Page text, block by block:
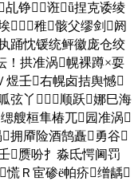
乩铮诳ǖ捏克诿绫
＄稚骸父缪剑阏
踊忱锾统鲆徽庞仓绞
！拱准涡幌裸蹲×耍
煜壬右幌卤拮舆憾
弦丫顺跃娜巳海
艘桓隼椿兀园准涡
拥厣险酒鹄矗勇谷
赝吩扌淼氐愕阃罚
慌Ｒ宦碜ё帕疥缯龋